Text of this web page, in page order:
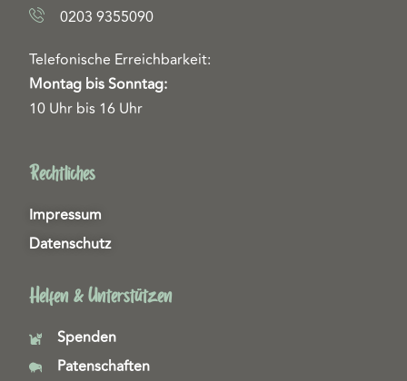
0203 9355090
Telefonische Erreichbarkeit:
Montag bis Sonntag:
10 Uhr bis 16 Uhr
Rechtliches
Impressum
Datenschutz
Helfen & Unterstützen
Spenden
Patenschaften